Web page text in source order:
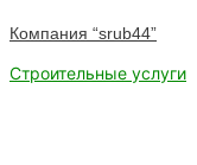
Компания “srub44”
Строительные услуги